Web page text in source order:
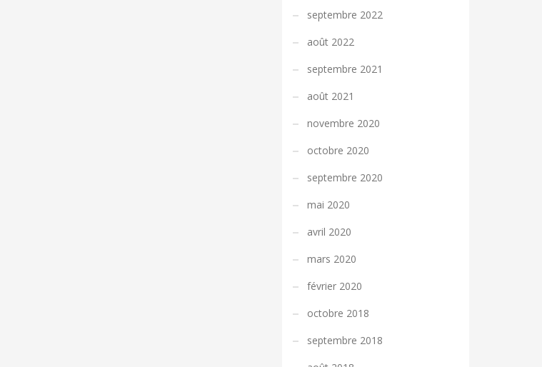
septembre 2022
août 2022
septembre 2021
août 2021
novembre 2020
octobre 2020
septembre 2020
mai 2020
avril 2020
mars 2020
février 2020
octobre 2018
septembre 2018